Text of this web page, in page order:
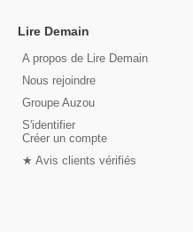
Lire Demain
A propos de Lire Demain
Nous rejoindre
Groupe Auzou
S'identifier
Créer un compte
★ Avis clients vérifiés